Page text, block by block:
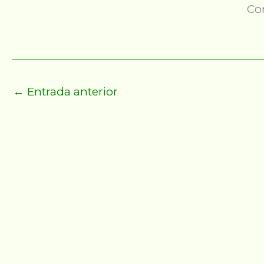
← Entrada anterior